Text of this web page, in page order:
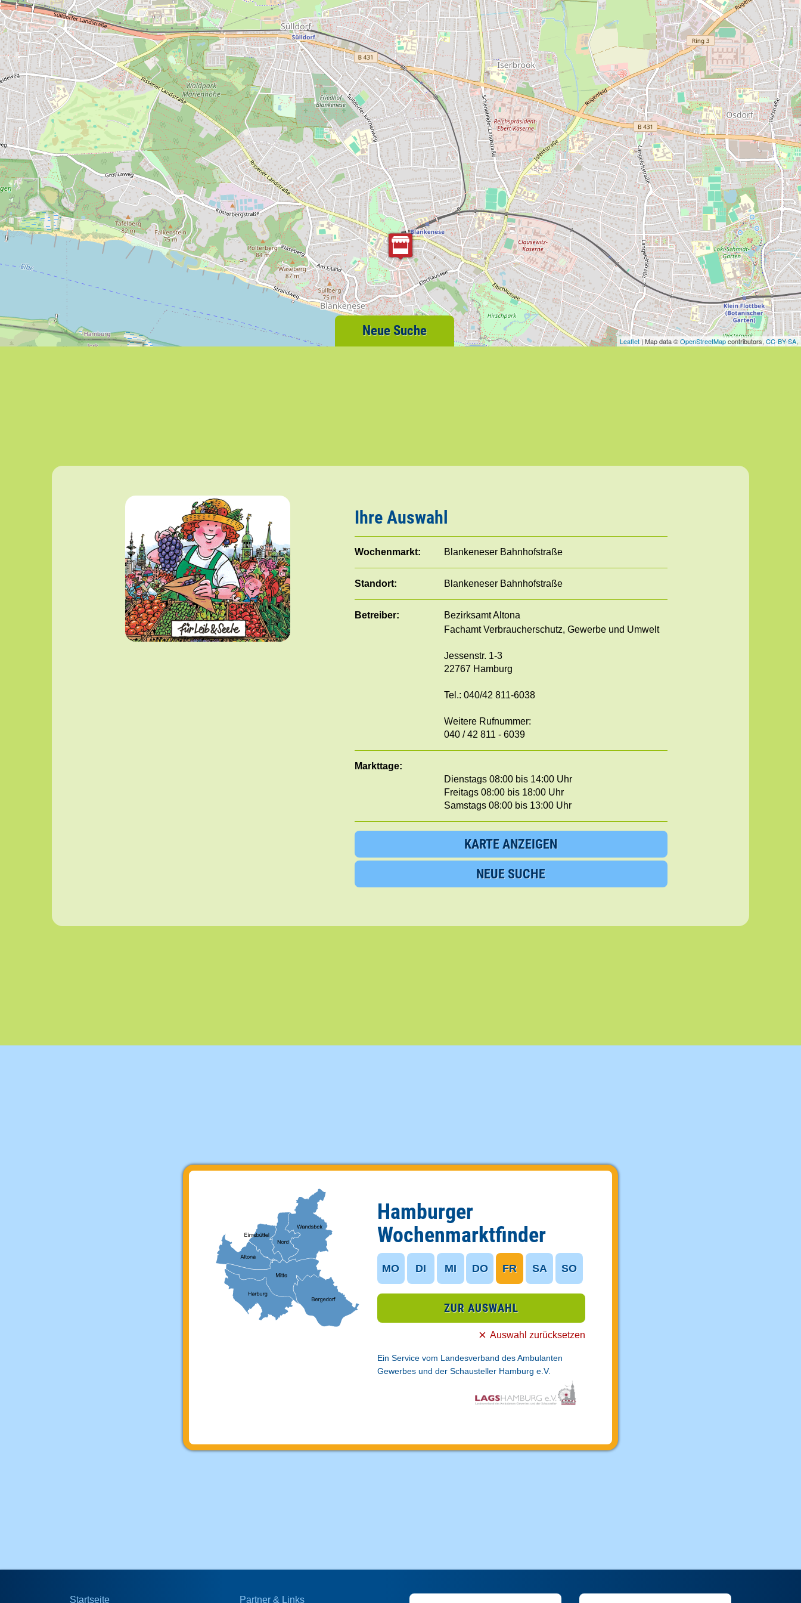
Leaflet | Map data ©OpenStreetMapcontributors, CC-BY-SA,
Neue Suche
Ihre Auswahl
Wochenmarkt: Blankeneser Bahnhofstraße
Standort: Blankeneser Bahnhofstraße
Betreiber:
Bezirksamt Altona
Fachamt Verbraucherschutz, Gewerbe und Umwelt
Jessenstr. 1-3
22767 Hamburg
Tel.: 040/42 811-6038
Weitere Rufnummer:
040 / 42 811 - 6039
Markttage:
Dienstags 08:00 bis 14:00 Uhr
Freitags 08:00 bis 18:00 Uhr
Samstags 08:00 bis 13:00 Uhr
KARTE ANZEIGEN
NEUE SUCHE
Hamburger
Wochenmarktfinder
MO DI MI DO FR SA SO
ZUR AUSWAHL
Auswahl zurücksetzen
Ein Service vom Landesverband des Ambulanten
Gewerbes und der Schausteller Hamburg e.V.
Startseite Partner & Links